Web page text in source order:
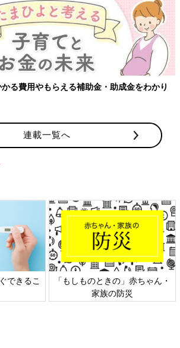
る費用やもらえる補助金・助成金をわかり
連載一覧へ
できるこ
「もしものときの」赤ちゃん・
家族の防災